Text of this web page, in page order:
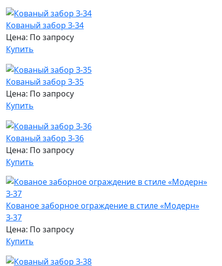
Кованый забор З-34
Цена: По запросу
Купить
Кованый забор З-35
Цена: По запросу
Купить
Кованый забор З-36
Цена: По запросу
Купить
Кованое заборное ограждение в стиле «Модерн»
З-37
Цена: По запросу
Купить